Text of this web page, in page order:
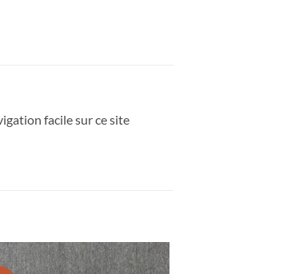
facile sur ce site